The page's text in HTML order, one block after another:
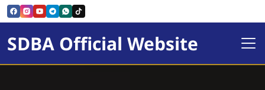
SDBA Official Website